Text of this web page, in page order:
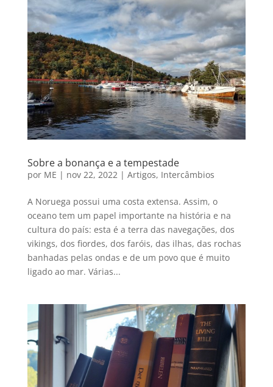
Sobre a bonança e a tempestade
por ME | nov 22, 2022| Artigos, Intercâmbios
A Noruega possui uma costa extensa. Assim, o
oceano tem um papel importante na história e na
cultura do país: esta é a terra das navegações, dos
vikings, dos fiordes, dos faróis, das ilhas, das rochas
banhadas pelas ondas e de um povo que é muito
ligado ao mar. Várias...